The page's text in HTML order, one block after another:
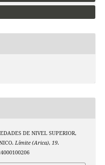
DE NIVEL SUPERIOR,
Límite (Arica), 19.